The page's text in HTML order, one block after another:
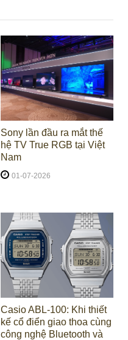
Sony lần đầu ra mắt thế
hệ TV True RGB tại Việt
Nam
01-07-2026
Casio ABL-100: Khi thiết
kế cổ điển giao thoa cùng
công nghệ Bluetooth và